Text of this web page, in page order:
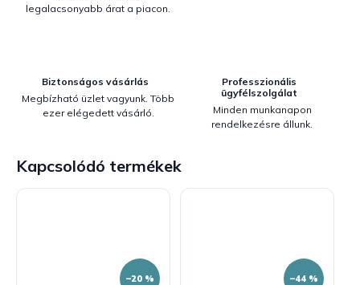
legalacsonyabb árat a piacon.
Biztonságos vásárlás
Megbízható üzlet vagyunk. Több
ezer elégedett vásárló.
Professzionális
ügyfélszolgálat
Minden munkanapon
rendelkezésre állunk.
Kapcsolódó termékek
–20 % –44 %